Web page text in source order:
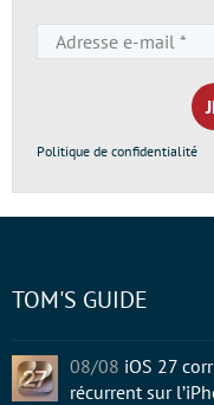
Politique de confidentialité
TOM'S GUIDE
08/08 iOS 27
récurrent sur